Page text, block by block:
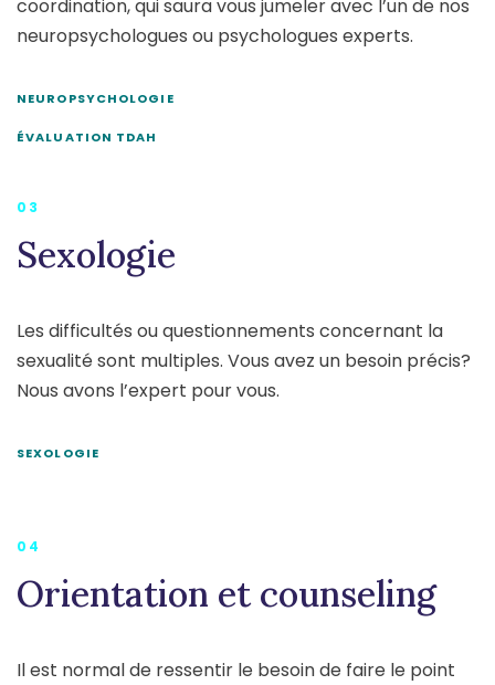
coordination, qui saura vous jumeler avec l’un de nos
neuropsychologues ou psychologues experts.
NEUROPSYCHOLOGIE
ÉVALUATION TDAH
03
Sexologie
Les difficultés ou questionnements concernant la
sexualité sont multiples. Vous avez un besoin précis?
Nous avons l’expert pour vous.
SEXOLOGIE
04
Orientation et counseling
Il est normal de ressentir le besoin de faire le point